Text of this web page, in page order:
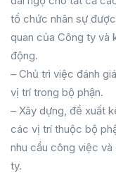
tổ chức nhân sự
quan của Công ty và
động.
– Chủ trì việc đánh
vị trí trong bộ phận.
– Xây dựng, đề xuất
các vị trí thuộc bộ
nhu cầu công việc
ty.